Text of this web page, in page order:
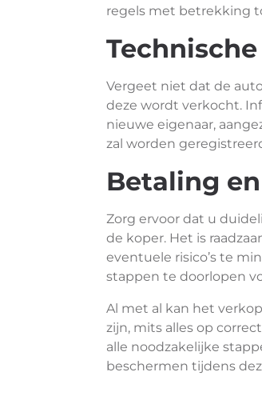
regels met betrekking
Vergeet niet dat de
deze wordt verkocht.
nieuwe eigenaar,
zal worden
Betaling
Zorg ervoor dat u
de koper. Het is
eventuele risico’s te
stappen te doorlopen
Al met al kan het
zijn, mits alles op
alle noodzakelijke
beschermen tijdens